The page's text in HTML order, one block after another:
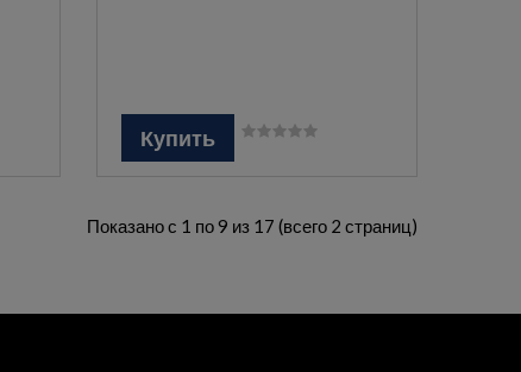
Купить
Показано с 1 по 9 из 17 (всего 2 страниц)